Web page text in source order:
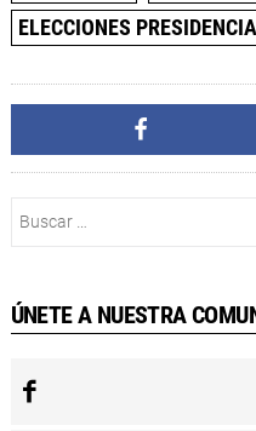
ELECCIONES
ÚNETE A NUESTRA